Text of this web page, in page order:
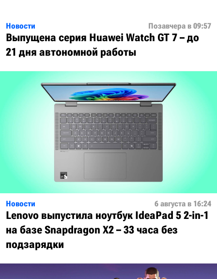
Новости Позавчера в 09:57
Выпущена серия Huawei Watch GT 7 – до
21 дня автономной работы
Новости 6 августа в 16:24
Lenovo выпустила ноутбук IdeaPad 5 2-in-1
на базе Snapdragon X2 – 33 часа без
подзарядки